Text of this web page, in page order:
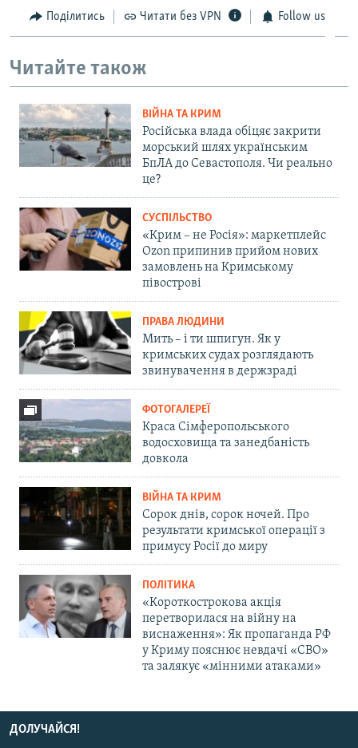
Поділитись Читати без VPN Follow us
Читайте також
ВІЙНА ТА КРИМ
Російська влада обіцяє закрити
морський шлях українським
БпЛА до Севастополя. Чи реально
це?
СУСПІЛЬСТВО
«Крим – не Росія»: маркетплейс
Ozon припинив прийом нових
замовлень на Кримському
півострові
ПРАВА ЛЮДИНИ
Мить – і ти шпигун. Як у
кримських судах розглядають
звинувачення в держзраді
ФОТОГАЛЕРЕЇ
Краса Сімферопольського
водосховища та занедбаність
довкола
ВІЙНА ТА КРИМ
Сорок днів, сорок ночей. Про
результати кримської операції з
примусу Росії до миру
ПОЛІТИКА
«Короткострокова акція
перетворилася на війну на
виснаження»: Як пропаганда РФ
у Криму пояснює невдачі «СВО»
та залякує «мінними атаками»
ДОЛУЧАЙСЯ!